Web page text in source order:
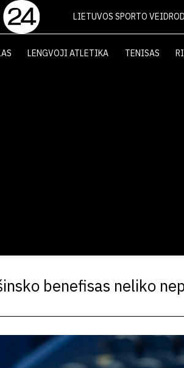
LIETUVOS SPORTO
LENGVOJI ATLETIKA TENISAS
benefisas neliko